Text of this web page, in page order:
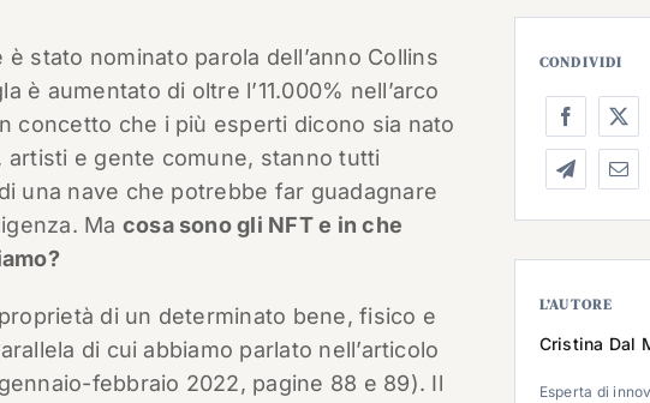
è stato nominato parola dell’anno Collins
è aumentato di oltre l’11.000% nell’arco
concetto che i più esperti dicono sia nato
artisti e gente comune, stanno tutti
una nave che potrebbe far guadagnare
Ma cosa sono gli NFT e in che
di un determinato bene, fisico e
di cui abbiamo parlato nell’articolo
febbraio 2022, pagine 88 e 89). Il
CONDIVIDI
L’AUTORE
Cristina Dal
Esperta di